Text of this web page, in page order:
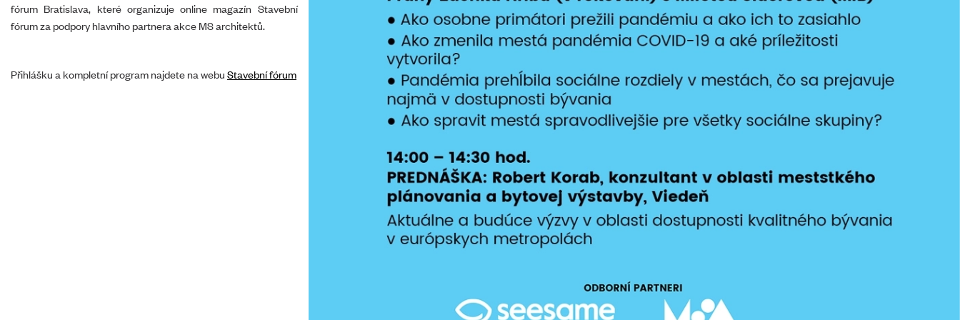
fórum Bratislava, které organizuje online magazín Stavební
fórum za podpory hlavního partnera akce MS architektů.
Přihlášku a kompletní program najdete na webuStavební fórum